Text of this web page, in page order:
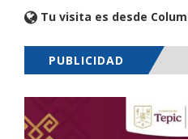
Tu visita es desde
PUBLICIDAD